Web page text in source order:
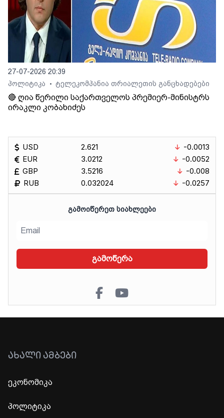
27-07-2026 20:39
პოლიტიკა
• ტელეკომპანია თრიალეთის განცხადებები
🔴 ღია წერილი საქართველოს პრემიერ-მინისტრს
ირაკლი კობახიძეს
USD
EUR
GBP
RUB
2.621
3.0212
3.5216
0.032024
-0.0013
-0.0052
-0.008
-0.0257
ᲒᲐᲛᲝᲘᲬᲔᲠᲔᲗ ᲡᲘᲐᲮᲚᲔᲔᲑᲘ
გამოწერა
ᲐᲮᲐᲚᲘ ᲐᲛᲑᲔᲑᲘ
ეკონომიკა
პოლიტიკა